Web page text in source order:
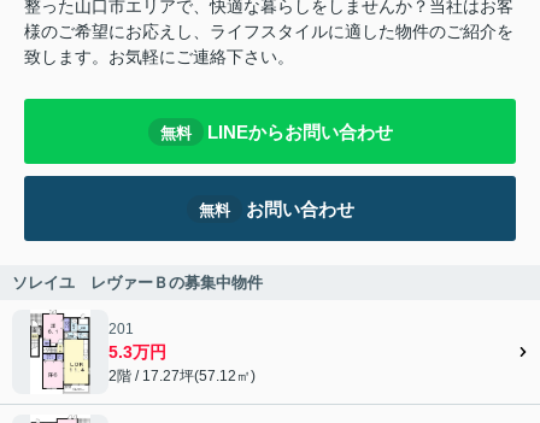
整った山口市エリアで、快適な暮らしをしませんか？当社はお客
様のご希望にお応えし、ライフスタイルに適した物件のご紹介を
致します。お気軽にご連絡下さい。
無料 LINEからお問い合わせ
無料 お問い合わせ
ソレイユ レヴァーＢの募集中物件
201
5.3万円
2階 / 17.27坪(57.12㎡)